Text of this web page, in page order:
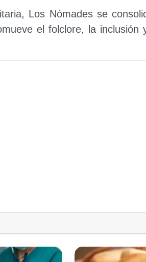
Los Nómades se
el folclore, la inclusión